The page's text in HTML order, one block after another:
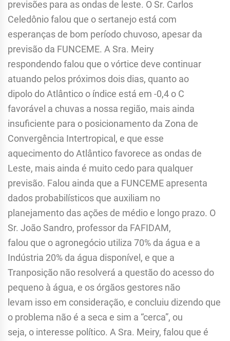
previsões para as ondas de leste. O Sr. Carlos
Celedônio falou que o sertanejo está com
esperanças de bom período chuvoso, apesar da
previsão da FUNCEME. A Sra. Meiry
respondendo falou que o vórtice deve continuar
atuando pelos próximos dois dias, quanto ao
dipolo do Atlântico o índice está em -0,4 o C
favorável a chuvas a nossa região, mais ainda
insuficiente para o posicionamento da Zona de
Convergência Intertropical, e que esse
aquecimento do Atlântico favorece as ondas de
Leste, mais ainda é muito cedo para qualquer
previsão. Falou ainda que a FUNCEME apresenta
dados probabilísticos que auxiliam no
planejamento das ações de médio e longo prazo. O
Sr. João Sandro, professor da FAFIDAM,
falou que o agronegócio utiliza 70% da água e a
Indústria 20% da água disponível, e que a
Tranposição não resolverá a questão do acesso do
pequeno à água, e os órgãos gestores não
levam isso em consideração, e concluiu dizendo que
o problema não é a seca e sim a “cerca”, ou
seja, o interesse político. A Sra. Meiry, falou que é